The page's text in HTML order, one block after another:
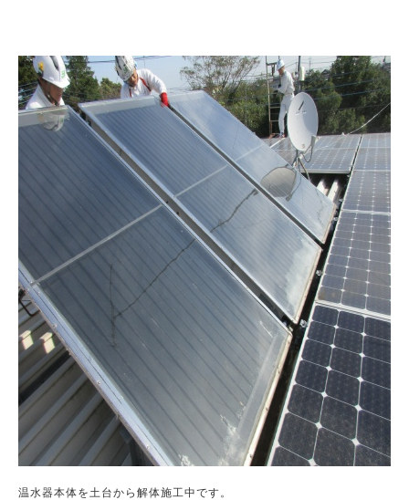
温水器本体を土台から解体施工中です。